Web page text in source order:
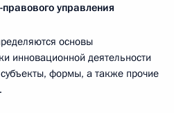
управления
основы
инновационной деятельности
формы, а также прочие